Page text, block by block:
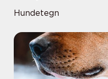
Hundetegn